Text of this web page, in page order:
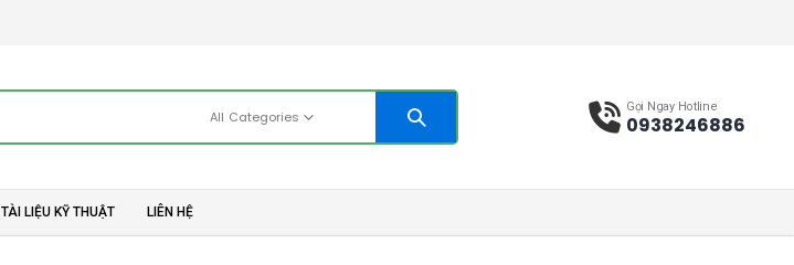
All Categories
Gọi Ngay Hotline
0938246886
TÀI LIỆU KỸ THUẬT LIÊN HỆ